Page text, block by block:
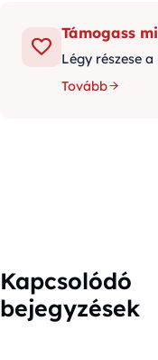
Támogass
Légy részese
Tovább
Kapcsolódó
bejegyzések